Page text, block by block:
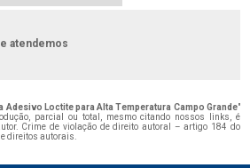
atendemos
Adesivo Loctite para Alta Temperatura Campo Grande"
parcial ou total, mesmo citando nossos links, é
Crime de violação de direito autoral – artigo 184 do
direitos autorais.